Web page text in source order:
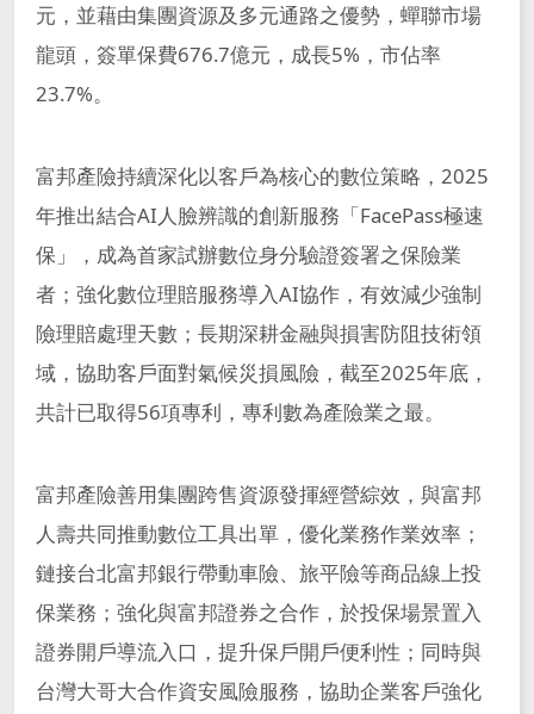
元，並藉由集團資源及多元通路之優勢，蟬聯市場
龍頭，簽單保費676.7億元，成長5%，市佔率
23.7%。
富邦產險持續深化以客戶為核心的數位策略，2025
年推出結合AI人臉辨識的創新服務「FacePass極速
保」，成為首家試辦數位身分驗證簽署之保險業
者；強化數位理賠服務導入AI協作，有效減少強制
險理賠處理天數；長期深耕金融與損害防阻技術領
域，協助客戶面對氣候災損風險，截至2025年底，
共計已取得56項專利，專利數為產險業之最。
富邦產險善用集團跨售資源發揮經營綜效，與富邦
人壽共同推動數位工具出單，優化業務作業效率；
鏈接台北富邦銀行帶動車險、旅平險等商品線上投
保業務；強化與富邦證券之合作，於投保場景置入
證券開戶導流入口，提升保戶開戶便利性；同時與
台灣大哥大合作資安風險服務，協助企業客戶強化